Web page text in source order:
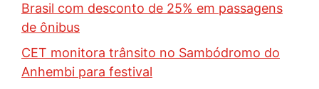
Brasil com desconto de 25% em passagens
de ônibus
CET monitora trânsito no Sambódromo do
Anhembi para festival